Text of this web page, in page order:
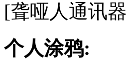
[聋哑人通讯
个人涂鸦: